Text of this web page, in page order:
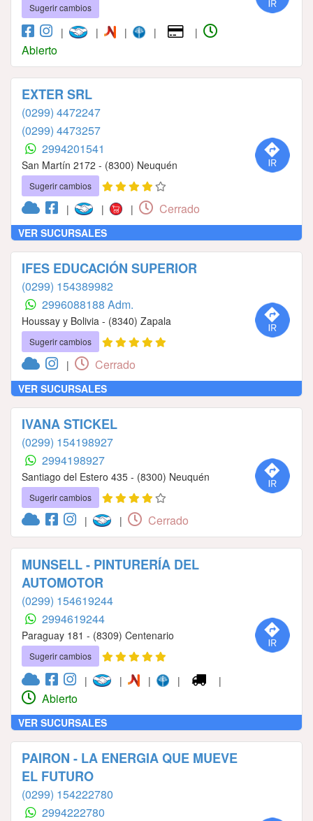
Sugerir cambios
| | | | |
Abierto
EXTER SRL
(0299) 4472247
(0299) 4473257
2994201541
San Martín 2172 - (8300) Neuquén
Sugerir cambios
| | | Cerrado
VER SUCURSALES
IFES EDUCACIÓN SUPERIOR
(0299) 154389982
2996088188 Adm.
Houssay y Bolivia - (8340) Zapala
Sugerir cambios
| Cerrado
VER SUCURSALES
IVANA STICKEL
(0299) 154198927
2994198927
Santiago del Estero 435 - (8300) Neuquén
Sugerir cambios
| | Cerrado
MUNSELL - PINTURERÍA DEL
AUTOMOTOR
(0299) 154619244
2994619244
Paraguay 181 - (8309) Centenario
Sugerir cambios
| | | | |
Abierto
VER SUCURSALES
PAIRON - LA ENERGIA QUE MUEVE
EL FUTURO
(0299) 154222780
2994222780